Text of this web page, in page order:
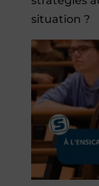
situation ?